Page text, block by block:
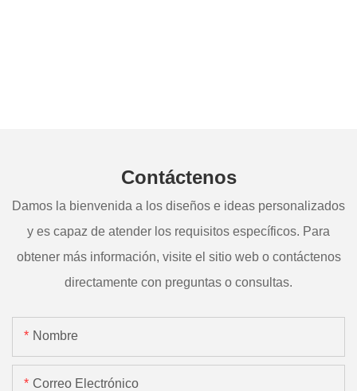
Contáctenos
Damos la bienvenida a los diseños e ideas personalizados
y es capaz de atender los requisitos específicos. Para
obtener más información, visite el sitio web o contáctenos
directamente con preguntas o consultas.
Nombre
Correo Electrónico